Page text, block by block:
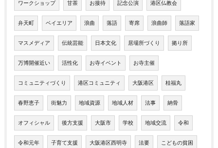
ワークショップ 甘茶 お接待 記念公演 港区仏教会
弁天町 ベイエリア 浪曲 落語 寄席 浪曲師 落語家
マスメディア 伝統芸能 日本文化 居場所づくり 拠り所
万博開催近い 活性化 お寺イベント お寺主催
コミュニティづくり 港区コミュニティ 大阪港区 桂福丸
春野恵子 街魅力 地域資源 地域人材 法事 納骨
オフィシャル 後方支援 大阪市 学校 地域交流 令和
令和元年 子育て支援 大阪港区西明寺 法要 こどもの貧困